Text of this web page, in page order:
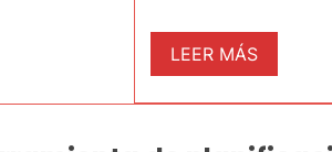
LEER MÁS